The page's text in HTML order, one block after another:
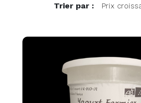
Trier par :